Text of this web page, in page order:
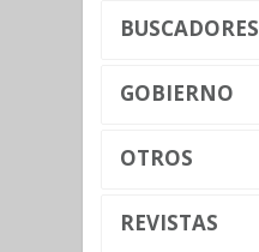
BUSCADORES
GOBIERNO
OTROS
REVISTAS